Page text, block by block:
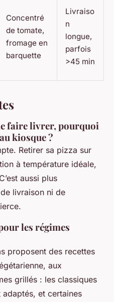
Concentré
de tomate,
fromage en
barquette
Livraiso
n
longue,
parfois
>45 min
faire livrer, pourquoi
kiosque ?
Retirer sa pizza sur
à température idéale,
aussi plus
livraison ni de
les régimes
proposent des recettes
aux
grillés : les classiques
et certaines